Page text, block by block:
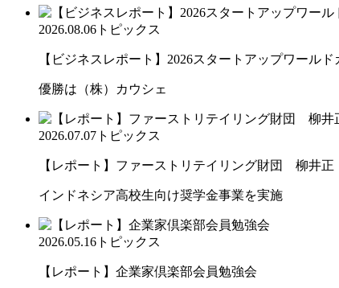
2026.08.06 トピックス
【ビジネスレポート】2026スタートアップワール
優勝は（株）カウシェ
2026.07.07 トピックス
【レポート】ファーストリテイリング財団 柳井
インドネシア高校生向け奨学金事業を実施
2026.05.16 トピックス
【レポート】企業家倶楽部会員勉強会